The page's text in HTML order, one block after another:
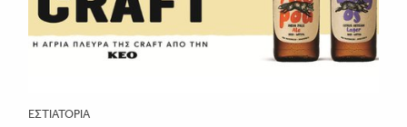
ΕΣΤΙΑΤΌΡΙΑ